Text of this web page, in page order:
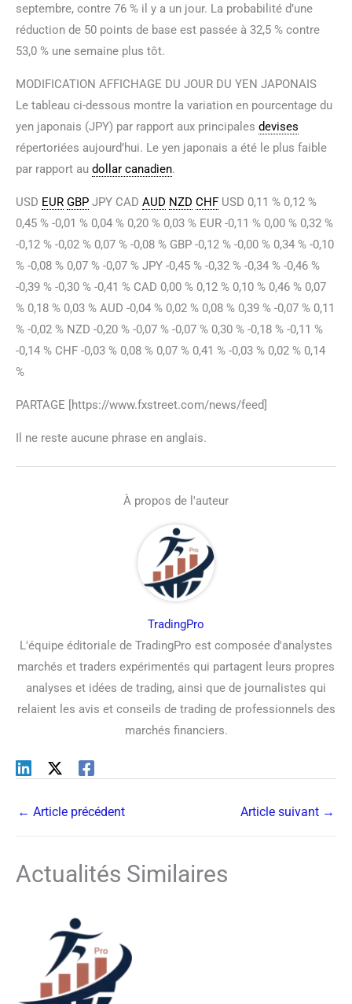
septembre, contre 76 % il y a un jour. La probabilité d’une
réduction de 50 points de base est passée à 32,5 % contre
53,0 % une semaine plus tôt.
MODIFICATION AFFICHAGE DU JOUR DU YEN JAPONAIS
Le tableau ci-dessous montre la variation en pourcentage du
yen japonais (JPY) par rapport aux principales devises
répertoriées aujourd’hui. Le yen japonais a été le plus faible
par rapport au dollar canadien.
USD EUR GBP JPY CAD AUD NZD CHF USD 0,11 % 0,12 %
0,45 % -0,01 % 0,04 % 0,20 % 0,03 % EUR -0,11 % 0,00 % 0,32 %
-0,12 % -0,02 % 0,07 % -0,08 % GBP -0,12 % -0,00 % 0,34 % -0,10
% -0,08 % 0,07 % -0,07 % JPY -0,45 % -0,32 % -0,34 % -0,46 %
-0,39 % -0,30 % -0,41 % CAD 0,00 % 0,12 % 0,10 % 0,46 % 0,07
% 0,18 % 0,03 % AUD -0,04 % 0,02 % 0,08 % 0,39 % -0,07 % 0,11
% -0,02 % NZD -0,20 % -0,07 % -0,07 % 0,30 % -0,18 % -0,11 %
-0,14 % CHF -0,03 % 0,08 % 0,07 % 0,41 % -0,03 % 0,02 % 0,14
%
PARTAGE [https://www.fxstreet.com/news/feed]
Il ne reste aucune phrase en anglais.
À propos de l'auteur
TradingPro
L'équipe éditoriale de TradingPro est composée d'analystes
marchés et traders expérimentés qui partagent leurs propres
analyses et idées de trading, ainsi que de journalistes qui
relaient les avis et conseils de trading de professionnels des
marchés financiers.
← Article précédent Article suivant →
Actualités Similaires